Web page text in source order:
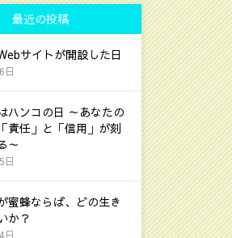
最近の投稿
サイトが開設した日
日
ハンコの日 ～あなたの
責任」と「信用」が刻
～
日
蜜蜂ならば、どの生き
か？
日